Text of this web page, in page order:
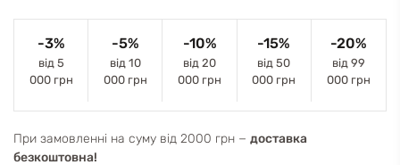
-3%
від 5
000 грн
-5%
від 10
000 грн
-10%
від 20
000 грн
-15%
від 50
000 грн
-20%
від 99
000 грн
При замовленні на суму від 2000 грн − доставка
безкоштовна!